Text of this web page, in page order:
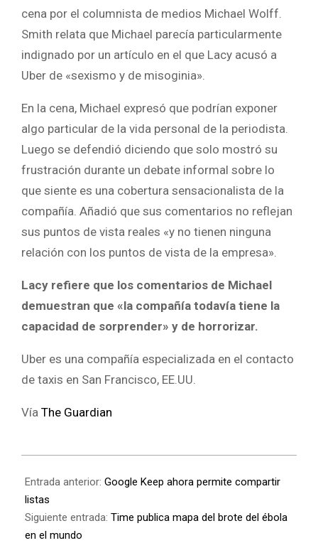
cena por el columnista de medios Michael Wolff.
Smith relata que Michael parecía particularmente
indignado por un artículo en el que Lacy acusó a
Uber de «sexismo y de misoginia».
En la cena, Michael expresó que podrían exponer
algo particular de la vida personal de la periodista.
Luego se defendió diciendo que solo mostró su
frustración durante un debate informal sobre lo
que siente es una cobertura sensacionalista de la
compañía. Añadió que sus comentarios no reflejan
sus puntos de vista reales «y no tienen ninguna
relación con los puntos de vista de la empresa».
Lacy refiere que los comentarios de Michael
demuestran que «la compañía todavía tiene la
capacidad de sorprender» y de horrorizar.
Uber es una compañía especializada en el contacto
de taxis en San Francisco, EE.UU.
Vía The Guardian
Entrada anterior: Google Keep ahora permite compartir
listas
Siguiente entrada: Time publica mapa del brote del ébola
en el mundo